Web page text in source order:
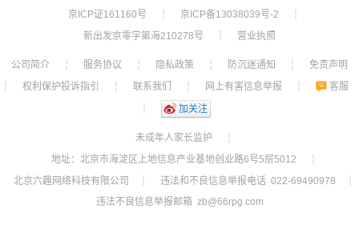
京ICP证161160号
┊ 京ICP备13038039号-2
┊
新出发京零字第海210278号
┊ 营业执照
公司简介 ┊ 服务协议 ┊ 隐私政策 ┊ 防沉迷通知 ┊
免责声明
┊
权利保护投诉指引 ┊ 联系我们 ┊ 网上有害信息举报 ┊
客服
┊
加关注
未成年人家长监护
┊
地址：北京市海淀区上地信息产业基地创业路6号5层5012
┊
北京六趣网络科技有限公司
┊ 违法和不良信息举报电话 022-69490978
┊
违法不良信息举报邮箱 zb@66rpg.com